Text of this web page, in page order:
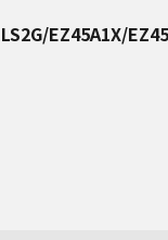
EZ45A1X/